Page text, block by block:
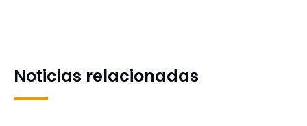
Noticias relacionadas